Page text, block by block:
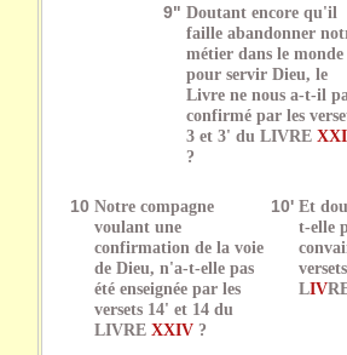
9" Doutant encore qu'il
faille abandonner
métier dans le monde
pour servir Dieu, le
Livre ne nous a-t-il
confirmé par les
3 et 3' du LIVRE
?
10 Notre compagne
voulant une
confirmation de la voie
de Dieu, n'a-t-elle pas
été enseignée par les
versets 14' et 14 du
LIVRE XXIV?
10' Et
t-elle
versets
LIV